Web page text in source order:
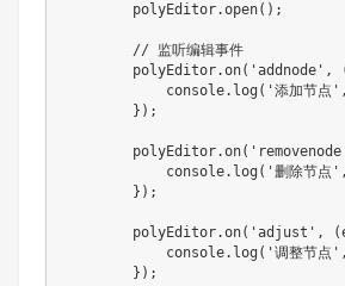
        polyEditor
.open( ) ;
// 监听编辑事件
        polyEditor
.on( 'addnode' ,
            console
. log ( '添加节点' ,
} ) ;
        polyEditor
.on( 'removenode'
            console
. log ( '删除节点' ,
} ) ;
        polyEditor
.on( 'adjust' , (
            console
. log ( '调整节点' ,
} ) ;